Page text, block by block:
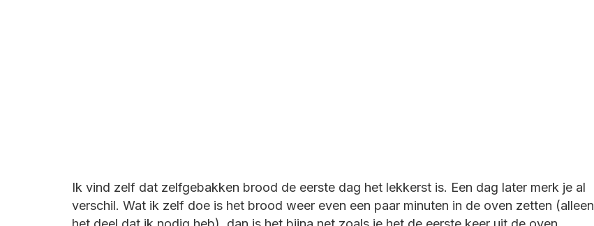
Ik vind zelf dat zelfgebakken brood de eerste dag het lekkerst is. Een dag later merk je al
verschil. Wat ik zelf doe is het brood weer even een paar minuten in de oven zetten (alleen